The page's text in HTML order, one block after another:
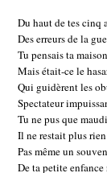
Du haut de tes cinq
Des erreurs de la
Tu pensais ta
Mais était-ce le
Qui guidèrent les
Spectateur
Tu ne pus que
Il ne restait plus
Pas même un
De ta petite enfance